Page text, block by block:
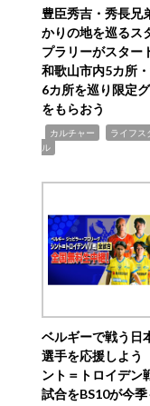
豊臣秀吉・秀長兄
かりの地を巡るス
プラリーがスタ
和歌山市内5カ所
6カ所を巡り限定
をもらおう
カルチャー
ライフス
ル
ベルギーで戦う日
選手を応援しよ
ント＝トロイデン
試合をBS10が今